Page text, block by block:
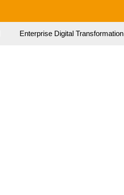
Enterprise Digital Transformation